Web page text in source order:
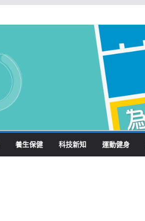
養生保健 科技新知 運動健身